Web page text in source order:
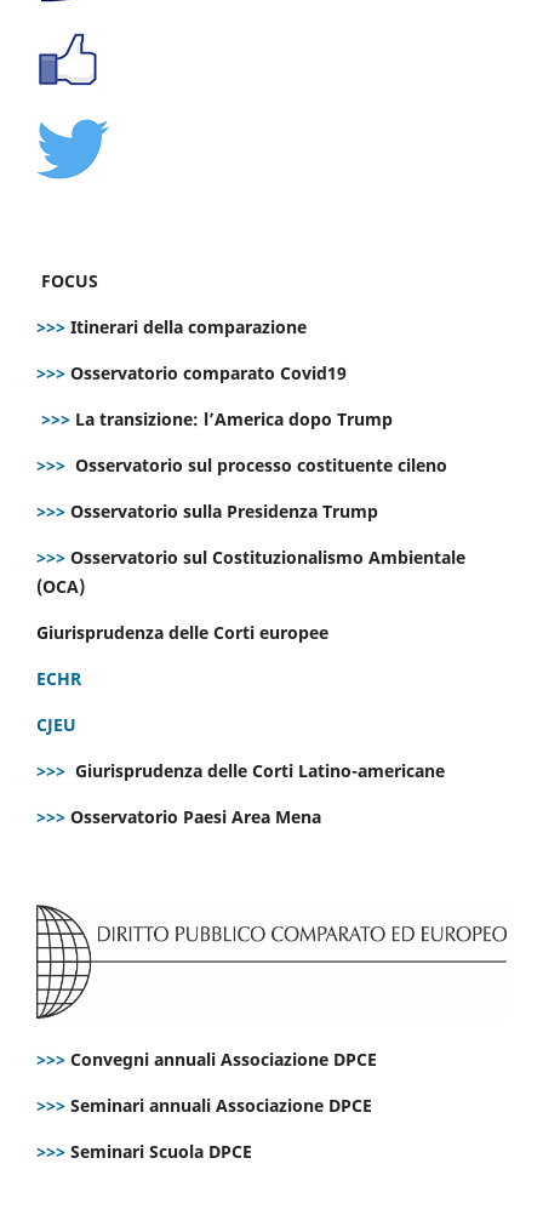
FOCUS
>>> Itinerari della comparazione
>>> Osservatorio comparato Covid19
>>> La transizione: l’America dopo Trump
>>> Osservatorio sul processo costituente cileno
>>> Osservatorio sulla Presidenza Trump
>>> Osservatorio sul Costituzionalismo Ambientale
(OCA)
Giurisprudenza delle Corti europee
ECHR
CJEU
>>> Giurisprudenza delle Corti Latino-americane
>>> Osservatorio Paesi Area Mena
>>> Convegni annuali Associazione DPCE
>>> Seminari annuali Associazione DPCE
>>> Seminari Scuola DPCE